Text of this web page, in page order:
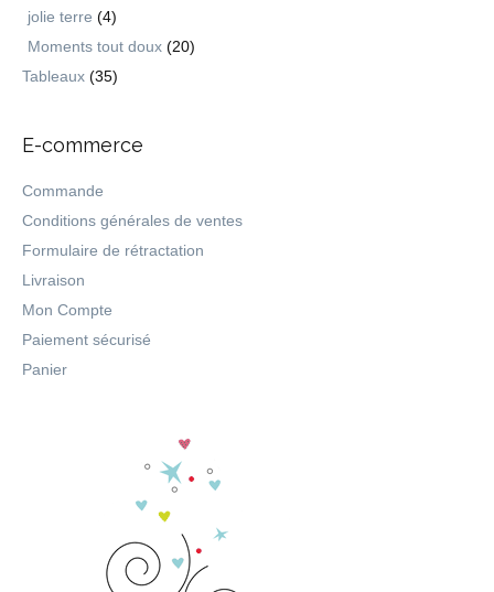
jolie terre (4)
Moments tout doux (20)
Tableaux (35)
E-commerce
Commande
Conditions générales de ventes
Formulaire de rétractation
Livraison
Mon Compte
Paiement sécurisé
Panier